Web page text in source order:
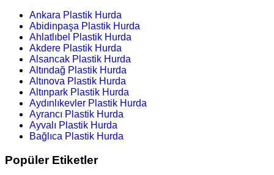
Ankara Plastik Hurda
Abidinpaşa Plastik Hurda
Ahlatlıbel Plastik Hurda
Akdere Plastik Hurda
Alsancak Plastik Hurda
Altındağ Plastik Hurda
Altınova Plastik Hurda
Altınpark Plastik Hurda
Aydınlıkevler Plastik Hurda
Ayrancı Plastik Hurda
Ayvalı Plastik Hurda
Bağlıca Plastik Hurda
Popüler Etiketler